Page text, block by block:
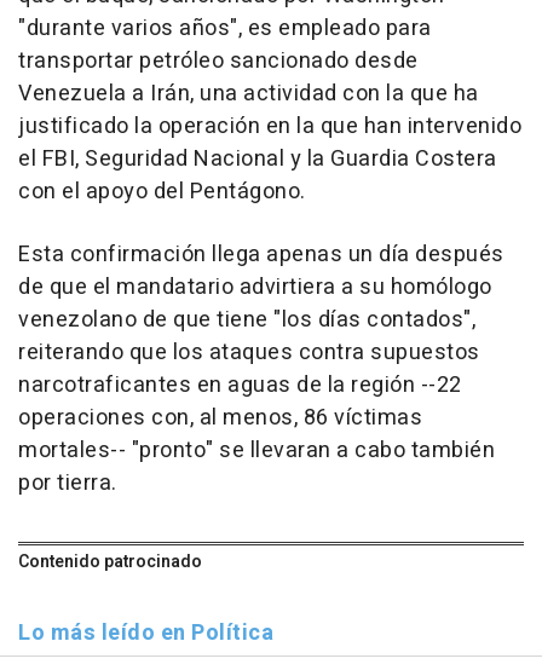
"durante varios años", es empleado para
transportar petróleo sancionado desde
Venezuela a Irán, una actividad con la que ha
justificado la operación en la que han intervenido
el FBI, Seguridad Nacional y la Guardia Costera
con el apoyo del Pentágono.
Esta confirmación llega apenas un día después
de que el mandatario advirtiera a su homólogo
venezolano de que tiene "los días contados",
reiterando que los ataques contra supuestos
narcotraficantes en aguas de la región --22
operaciones con, al menos, 86 víctimas
mortales-- "pronto" se llevaran a cabo también
por tierra.
Contenido patrocinado
Lo más leído en Política